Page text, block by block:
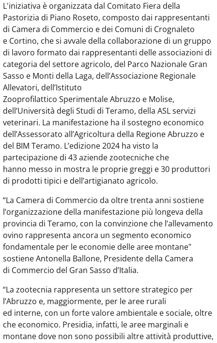
L'iniziativa è organizzata dal Comitato Fiera della
Pastorizia di Piano Roseto, composto dai rappresentanti
di Camera di Commercio e dei Comuni di Crognaleto
e Cortino, che si avvale della collaborazione di un gruppo
di lavoro formato dai rappresentanti delle associazioni di
categoria del settore agricolo, del Parco Nazionale Gran
Sasso e Monti della Laga, dell’Associazione Regionale
Allevatori, dell’Istituto
Zooprofilattico Sperimentale Abruzzo e Molise,
dell’Università degli Studi di Teramo, della ASL servizi
veterinari. La manifestazione ha il sostegno economico
dell’Assessorato all’Agricoltura della Regione Abruzzo e
del BIM Teramo. L’edizione 2024 ha visto la
partecipazione di 43 aziende zootecniche che
hanno messo in mostra le proprie greggi e 30 produttori
di prodotti tipici e dell’artigianato agricolo.
“La Camera di Commercio da oltre trenta anni sostiene
l’organizzazione della manifestazione più longeva della
provincia di Teramo, con la convinzione che l’allevamento
ovino rappresenta ancora un segmento economico
fondamentale per le economie delle aree montane"
sostiene Antonella Ballone, Presidente della Camera
di Commercio del Gran Sasso d’Italia.
“La zootecnia rappresenta un settore strategico per
l’Abruzzo e, maggiormente, per le aree rurali
ed interne, con un forte valore ambientale e sociale, oltre
che economico. Presidia, infatti, le aree marginali e
montane dove non sono possibili altre attività produttive,